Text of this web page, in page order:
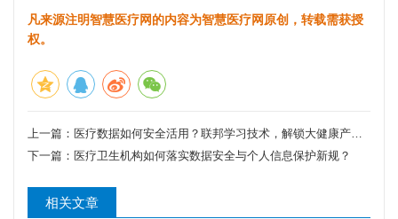
凡来源注明智慧医疗网的内容为智慧医疗网原创，转载需获授
权。
上一篇： 医疗数据如何安全活用？联邦学习技术，解锁大健康产业新动能
下一篇： 医疗卫生机构如何落实数据安全与个人信息保护新规？
相关文章